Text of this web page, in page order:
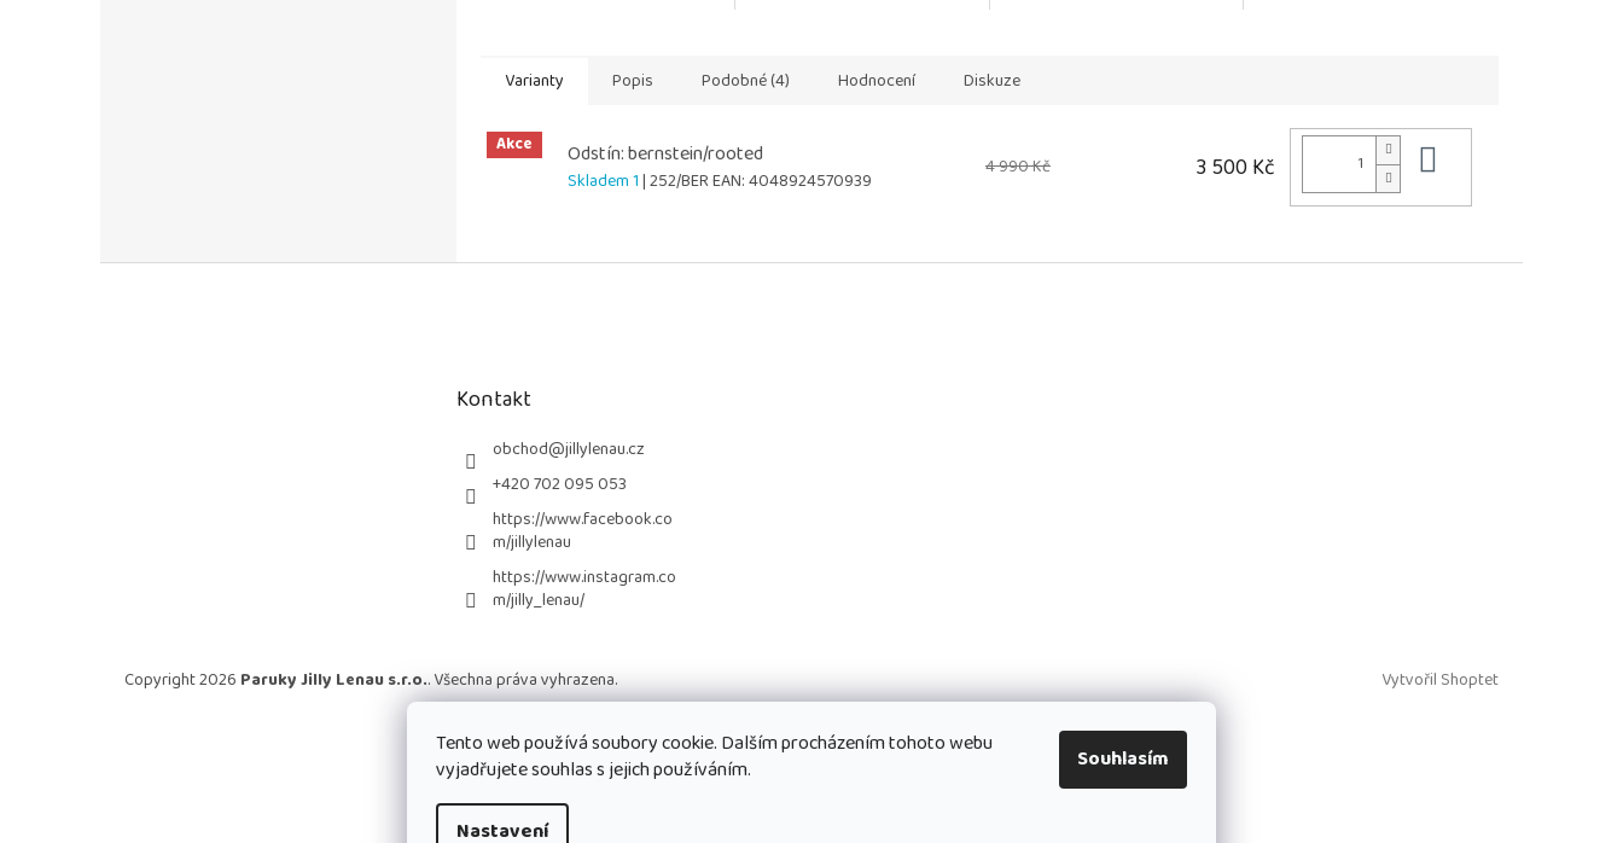
Tento web používá soubory cookie. Dalším procházením tohoto webu
vyjadřujete souhlas s jejich používáním.
Nastavení
Souhlasím
Varianty Popis Podobné (4) Hodnocení Diskuze
Akce Odstín: bernstein/rooted
Skladem 1| 252/BEREAN:4048924570939
4 990 Kč 3 500 Kč
Kontakt
obchod@jillylenau.cz
+420 702 095 053
https://www.facebook.co
m/jillylenau
https://www.instagram.co
m/jilly_lenau/
Vytvořil Shoptet
Copyright 2026 Paruky Jilly Lenau s.r.o.. Všechna práva vyhrazena.